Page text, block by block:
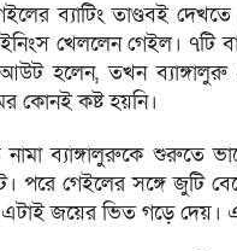
ব্যাটিং তাণ্ডবই
খেললেন গেইল। ৭টি
হলেন, তখন ব্যাঙ্গালুরু
কোনই কষ্ট হয়নি।
নামা ব্যাঙ্গালুরুকে
পরে গেইলের সঙ্গে জুটি
জয়ের ভিত গড়ে দেয়।